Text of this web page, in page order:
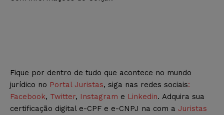
Fique por dentro de tudo que acontece no mundo
jurídico no Portal Juristas, siga nas redes sociais:
Facebook, Twitter, Instagram e Linkedin. Adquira sua
certificação digital e-CPF e e-CNPJ na com a Juristas